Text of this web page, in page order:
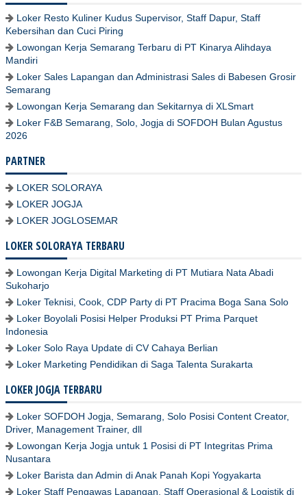
Loker Resto Kuliner Kudus Supervisor, Staff Dapur, Staff
Kebersihan dan Cuci Piring
Lowongan Kerja Semarang Terbaru di PT Kinarya Alihdaya
Mandiri
Loker Sales Lapangan dan Administrasi Sales di Babesen Grosir
Semarang
Lowongan Kerja Semarang dan Sekitarnya di XLSmart
Loker F&B Semarang, Solo, Jogja di SOFDOH Bulan Agustus
2026
PARTNER
LOKER SOLORAYA
LOKER JOGJA
LOKER JOGLOSEMAR
LOKER SOLORAYA TERBARU
Lowongan Kerja Digital Marketing di PT Mutiara Nata Abadi
Sukoharjo
Loker Teknisi, Cook, CDP Party di PT Pracima Boga Sana Solo
Loker Boyolali Posisi Helper Produksi PT Prima Parquet
Indonesia
Loker Solo Raya Update di CV Cahaya Berlian
Loker Marketing Pendidikan di Saga Talenta Surakarta
LOKER JOGJA TERBARU
Loker SOFDOH Jogja, Semarang, Solo Posisi Content Creator,
Driver, Management Trainer, dll
Lowongan Kerja Jogja untuk 1 Posisi di PT Integritas Prima
Nusantara
Loker Barista dan Admin di Anak Panah Kopi Yogyakarta
Loker Staff Pengawas Lapangan, Staff Operasional & Logistik di